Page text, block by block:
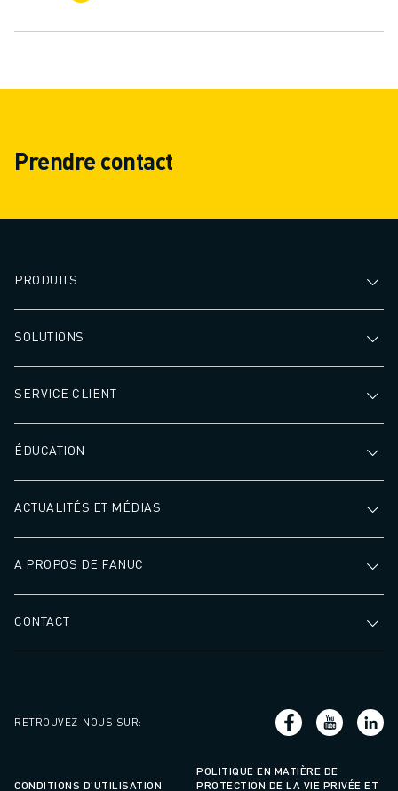
Prendre contact
PRODUITS
SOLUTIONS
SERVICE CLIENT
ÉDUCATION
ACTUALITÉS ET MÉDIAS
A PROPOS DE FANUC
CONTACT
RETROUVEZ-NOUS SUR:
CONDITIONS D'UTILISATION
POLITIQUE EN MATIÈRE DE
PROTECTION DE LA VIE PRIVÉE ET